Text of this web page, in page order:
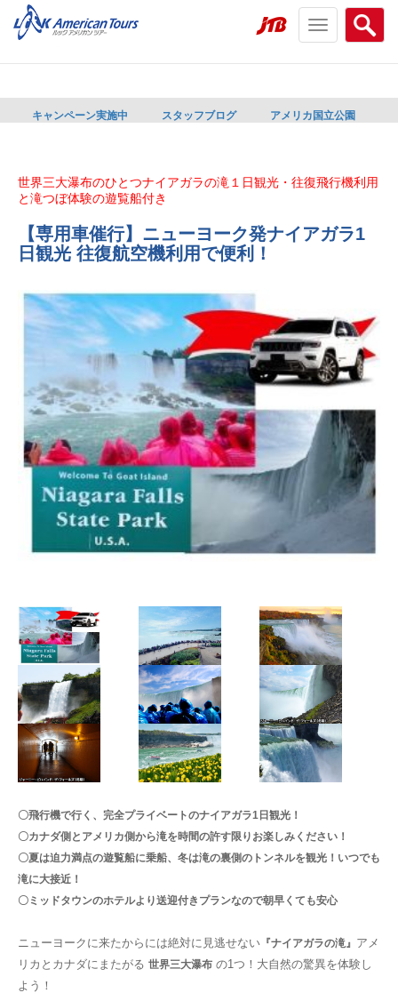
Search
menu
Toggle
navigation
キャンペーン実施中 スタッフブログ アメリカ国立公園
世界三大瀑布のひとつナイアガラの滝１日観光・往復飛行機利用
と滝つぼ体験の遊覧船付き
【専用車催行】ニューヨーク発ナイアガラ1
日観光 往復航空機利用で便利！
〇飛行機で行く、完全プライベートのナイアガラ1日観光！
〇カナダ側とアメリカ側から滝を時間の許す限りお楽しみください！
〇夏は迫力満点の遊覧船に乗船、冬は滝の裏側のトンネルを観光！いつでも
滝に大接近！
〇ミッドタウンのホテルより送迎付きプランなので朝早くても安心
ニューヨークに来たからには絶対に見逃せない 『ナイアガラの滝』 アメ
リカとカナダにまたがる 世界三大瀑布 の1つ！大自然の驚異を体験し
よう！